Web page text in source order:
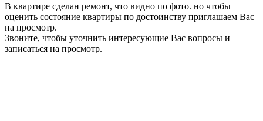
В квартире сделан ремонт, что видно по фото. но чтобы
оценить состояние квартиры по достоинству приглашаем Вас
на просмотр.
Звоните, чтобы уточнить интересующие Вас вопросы и
записаться на просмотр.